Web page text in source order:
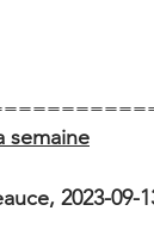
semaine
2023-09-